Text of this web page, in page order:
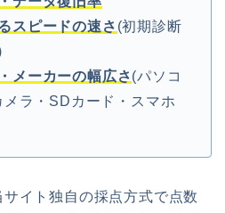
スピードの速さ (初期診断
メーカーの幅広さ(パソコ
ラ・SDカード・スマホ
サイト独自の採点方式で点数